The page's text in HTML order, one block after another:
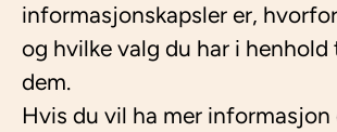
informasjonskapsler er,
og hvilke valg du har i henhold
dem.
Hvis du vil ha mer